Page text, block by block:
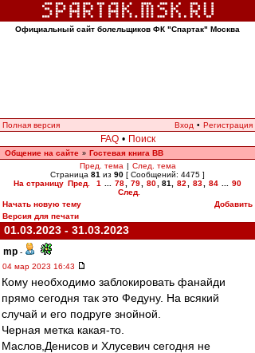
Официальный сайт болельщиков ФК "Спартак" Москва
Полная версия Вход • Регистрация
FAQ • Поиск
Общение на сайте » Гостевая книга ВВ
Пред. тема | След. тема
Страница 81 из 90 [ Сообщений: 4475 ]
На страницу Пред. 1 78 79 80 81 82 83 84
90
След.
Начать новую тему
Добавить
Версия для печати
01.03.2023 - 31.03.2023
mp -
04 мар 2023 16:43
Кому необходимо заблокировать фанайди
прямо сегодня так это Федуну. На всякий
случай и его подруге знойной.
Черная метка какая-то.
Маслов,Денисов и Хлусевич сегодня не